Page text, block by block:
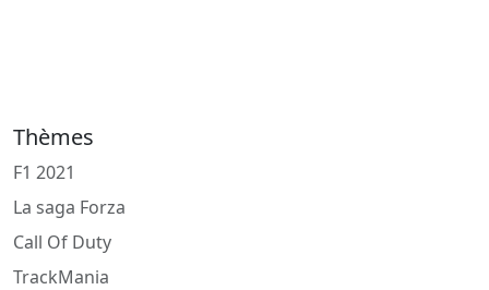
Thèmes
F1 2021
La saga Forza
Call Of Duty
TrackMania